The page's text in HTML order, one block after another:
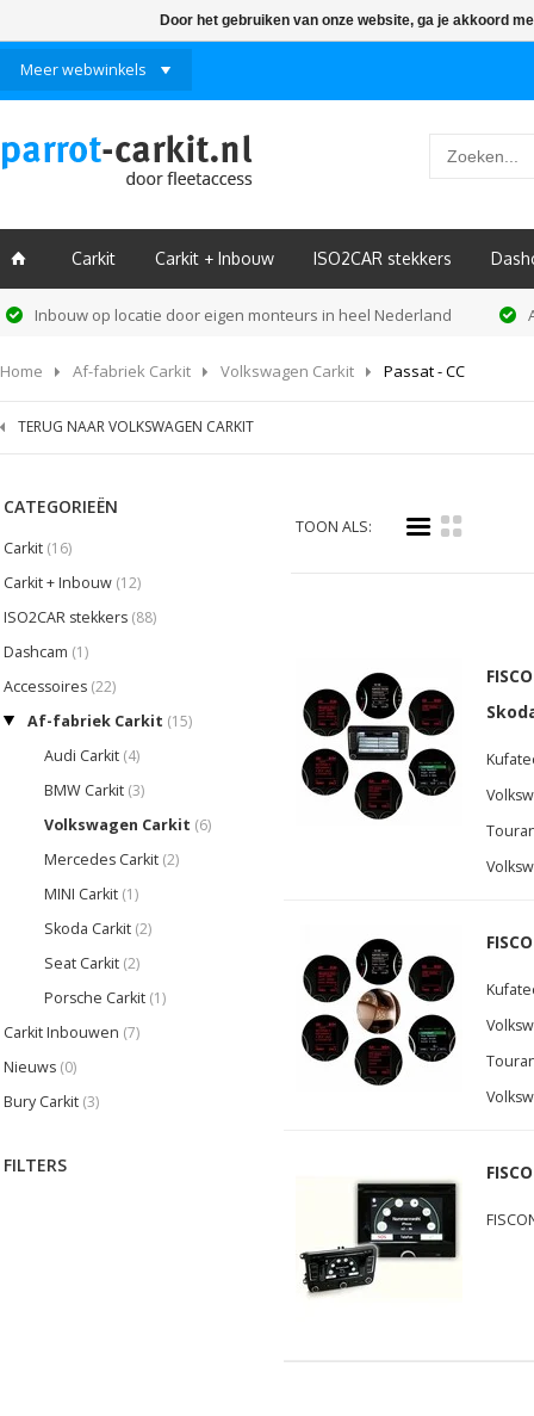
Meer webwinkels
ï Carkit Carkit + Inbouw ISO2CAR stekkers
Inbouw op locatie door eigen monteurs in heel Nederland
Home Af-fabriek Carkit Volkswagen Carkit Passat - CC
TERUG NAAR VOLKSWAGEN CARKIT
CATEGORIEËN
Carkit (16)
Carkit + Inbouw (12)
ISO2CAR stekkers (88)
Dashcam (1)
Accessoires (22)
Af-fabriek Carkit (15)
Audi Carkit (4)
BMW Carkit (3)
Volkswagen Carkit (6)
Mercedes Carkit (2)
MINI Carkit (1)
Skoda Carkit (2)
Seat Carkit (2)
Porsche Carkit (1)
Carkit Inbouwen (7)
Nieuws (0)
Bury Carkit (3)
FILTERS
TOON ALS: i k
Door het gebruiken van onze website, ga je akkoord